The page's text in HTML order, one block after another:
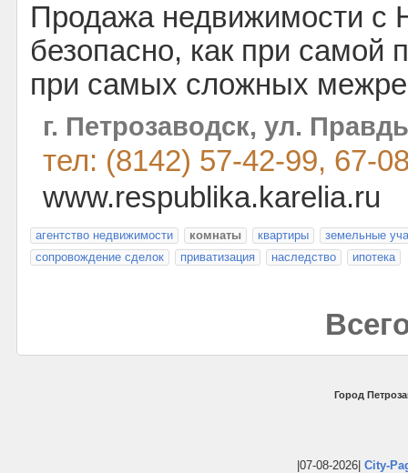
Продажа недвижимости с
безопасно, как при самой
при самых сложных
г. Петрозаводск, ул.
тел: (8142) 57-42-99, 67-
www.respublika.karelia.ru
агентство недвижимости комнаты квартиры
земельные
сопровождение сделок
приватизация наследство ипотека
Город
|07-08-2026| City-